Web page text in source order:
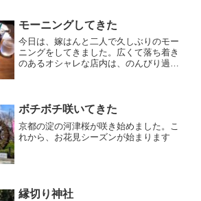
モーニングしてきた
今日は、嫁はんと二人で久しぶりのモー
ニングをしてきました。広くて落ち着き
のあるオシャレな店内は、のんびり過ご
ボチボチ咲いてきた
京都の淀の河津桜が咲き始めました。こ
れから、お花見シーズンが始まります
縁切り神社